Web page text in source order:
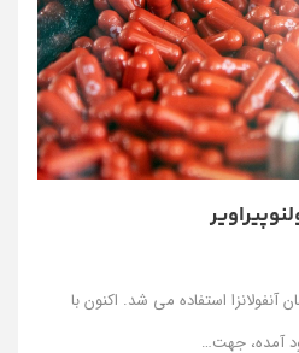
آنفولانزا استفاده می شد. اکنون با
آمده، جهت…